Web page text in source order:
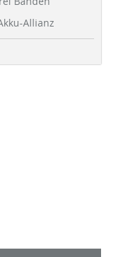
Allianz